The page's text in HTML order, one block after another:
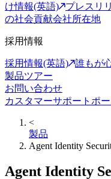
け情報(英語)
プレスリ
の社会貢献会社所在地
採用情報
採用情報(英語)
誰もが
製品ツアー
お問い合わせ
カスタマーサポートポ
<
製品
Agent Identity
Agent Identity